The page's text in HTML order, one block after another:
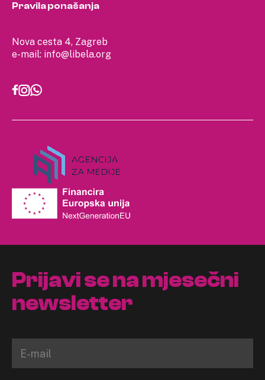
Nova cesta 4, Zagreb
e-mail: info@libela.org
Pravila ponašanja
Prijavi se na mjesečni
newsletter